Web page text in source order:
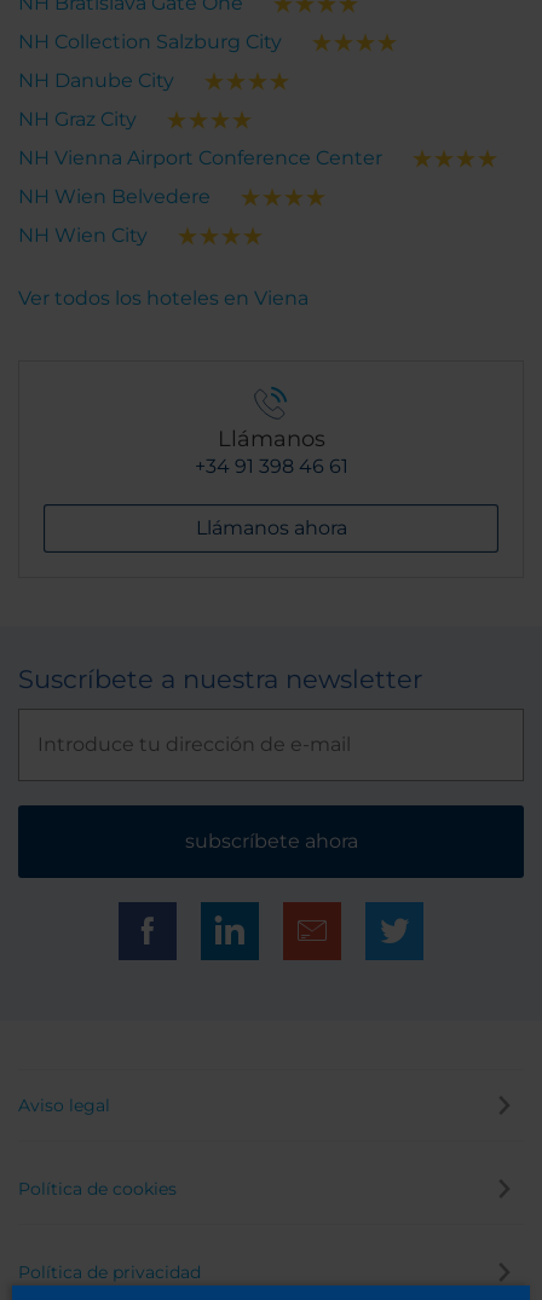
NH Collection Salzburg City
NH Danube City
NH Graz City
NH Vienna Airport Conference Center
NH Wien Belvedere
NH Wien City
Ver todos los hoteles en Viena
Llámanos
+34 91 398 46 61
Llámanos ahora
Suscríbete a nuestra newsletter
subscríbete ahora
Aviso legal
Política de cookies
Política de privacidad